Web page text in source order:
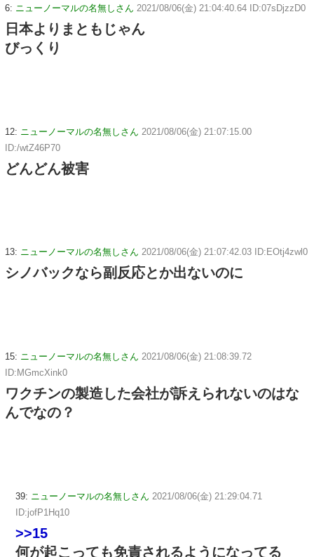
6: ニューノーマルの名無しさん 2021/08/06(金) 21:04:40.64 ID:07sDjzzD0
日本よりまともじゃん
びっくり
12: ニューノーマルの名無しさん 2021/08/06(金) 21:07:15.00
ID:/wtZ46P70
どんどん被害
13: ニューノーマルの名無しさん 2021/08/06(金) 21:07:42.03 ID:EOtj4zwl0
シノバックなら副反応とか出ないのに
15: ニューノーマルの名無しさん 2021/08/06(金) 21:08:39.72
ID:MGmcXink0
ワクチンの製造した会社が訴えられないのはな
んでなの？
39: ニューノーマルの名無しさん 2021/08/06(金) 21:29:04.71
ID:jofP1Hq10
>>15
何が起こっても免責されるようになってる